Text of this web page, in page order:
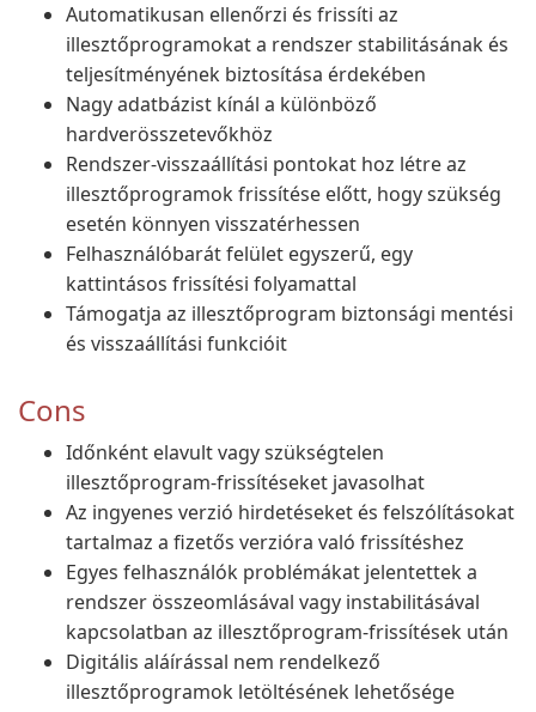
Automatikusan ellenőrzi és frissíti az
illesztőprogramokat a rendszer stabilitásának és
teljesítményének biztosítása érdekében
Nagy adatbázist kínál a különböző
hardverösszetevőkhöz
Rendszer-visszaállítási pontokat hoz létre az
illesztőprogramok frissítése előtt, hogy szükség
esetén könnyen visszatérhessen
Felhasználóbarát felület egyszerű, egy
kattintásos frissítési folyamattal
Támogatja az illesztőprogram biztonsági mentési
és visszaállítási funkcióit
Cons
Időnként elavult vagy szükségtelen
illesztőprogram-frissítéseket javasolhat
Az ingyenes verzió hirdetéseket és felszólításokat
tartalmaz a fizetős verzióra való frissítéshez
Egyes felhasználók problémákat jelentettek a
rendszer összeomlásával vagy instabilitásával
kapcsolatban az illesztőprogram-frissítések után
Digitális aláírással nem rendelkező
illesztőprogramok letöltésének lehetősége